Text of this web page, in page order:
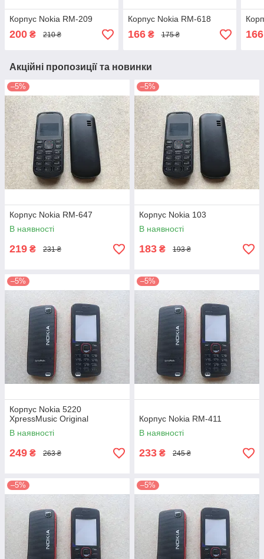
Корпус Nokia RM-209
200 ₴ 210 ₴
Корпус Nokia RM-618
166₴ 175 ₴ 166
Акційні пропозиції та новинки
–5%
Корпус Nokia RM-647
В наявності
219 ₴ 231 ₴
–5%
Корпус Nokia 103
В наявності
183 ₴ 193 ₴
–5%
Корпус Nokia 5220
XpressMusic Original
В наявності
249 ₴ 263 ₴
–5%
Корпус Nokia RM-411
В наявності
233 ₴ 245 ₴
–5% –5%